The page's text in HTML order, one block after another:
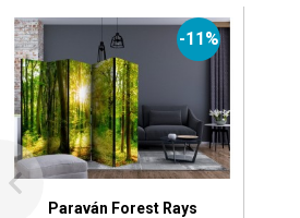
-11%
Paraván Forest Rays